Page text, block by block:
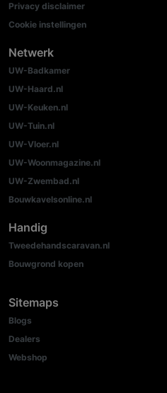
Privacy disclaimer
Cookie instellingen
Netwerk
UW-Badkamer
UW-Haard.nl
UW-Keuken.nl
UW-Tuin.nl
UW-Vloer.nl
UW-Woonmagazine.nl
UW-Zwembad.nl
Bouwkavelsonline.nl
Handig
Tweedehandscaravan.nl
Bouwgrond kopen
Sitemaps
Blogs
Dealers
Webshop